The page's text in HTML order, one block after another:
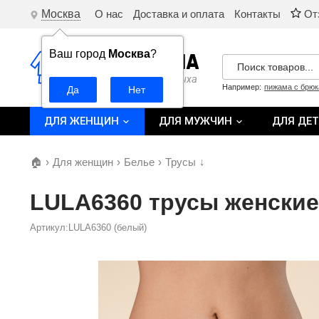
Москва
Ваш город Москва?
О нас Доставка и оплата Контакты
Например: пижама с
ДЛЯ ЖЕНЩИН ДЛЯ МУЖЧИН ДЛЯ
🏠 › Для женщин › Белье › Трусы ↓
LULA6360 трусы
Артикул:LULA6360 (белый)